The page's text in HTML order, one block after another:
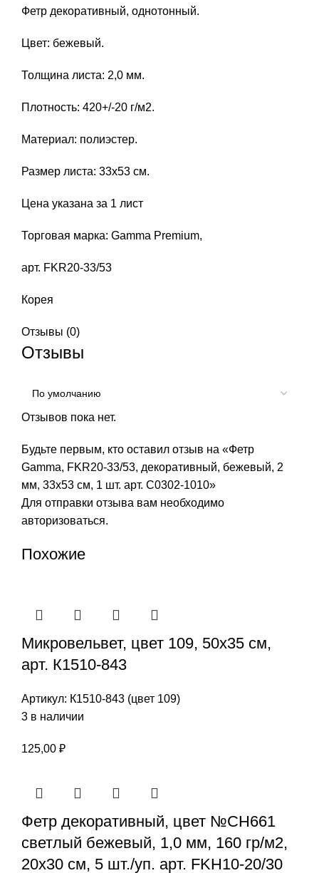
арт.
1010
Фетр декоративный, однотонный.
Цвет: бежевый.
Толщина листа: 2,0 мм.
Плотность: 420+/-20 г/м2.
Материал: полиэстер.
Размер листа: 33х53 см.
Цена указана за 1 лист
Торговая марка: Gamma Premium,
арт. FKR20-33/53
Корея
Отзывы (0)
Отзывы
Отзывов пока нет.
Будьте первым, кто оставил отзыв на «Фетр
Gamma, FKR20-33/53, декоративный, бежевый, 2
мм, 33х53 см, 1 шт. арт. С0302-1010»
Для отправки отзыва вам необходимо
авторизоваться.
Похожие
Микровельвет, цвет 109, 50х35 см,
арт. К1510-843
Артикул: К1510-843 (цвет 109)
3 в наличии
125,00 ₽
Фетр декоративный, цвет №СН661
светлый бежевый, 1,0 мм, 160 гр/м2,
20х30 см, 5 шт./уп. арт. FKH10-20/30